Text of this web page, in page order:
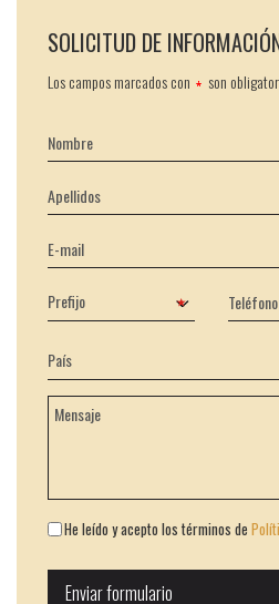
SOLICITUD DE
Los campos marcados con son
He leído y acepto los términos de